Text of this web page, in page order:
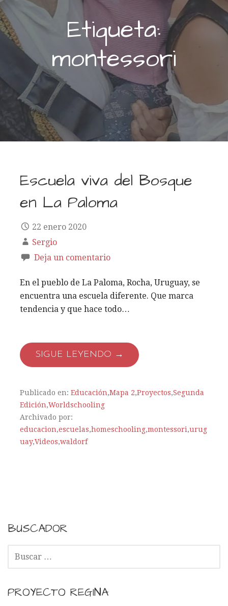
Etiqueta:
montessori
Escuela viva del Bosque
en La Paloma
22 enero 2020
Sergio
Deja un comentario
En el pueblo de La Paloma, Rocha, Uruguay, se
encuentra una escuela diferente. Que marca
tendencia y que hace todo…
SIGUE LEYENDO →
Publicado en: Educación,Mapa 2,Proyectos,Segunda
Edición,Worldschooling
Archivado por:
educacion,escuelas,homeschooling,montessori,urug
uay,Videos,waldorf
BUSCADOR
C
PROYECTO REGINA